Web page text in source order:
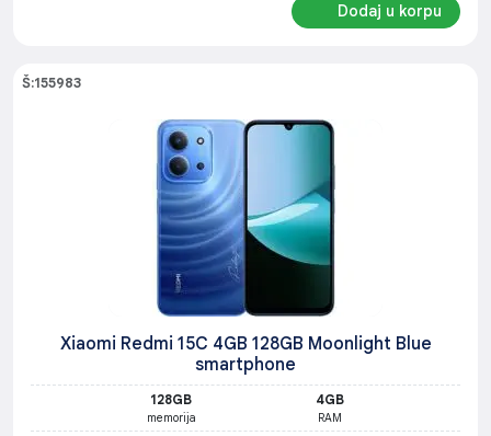
Dodaj u korpu
Š:155983
Xiaomi Redmi 15C 4GB 128GB Moonlight Blue
smartphone
128GB
memorija
4GB
RAM